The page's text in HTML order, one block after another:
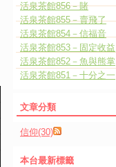
1321
活泉茶館856－賭
活泉茶館855－賣飛了
活泉茶館854－信福音
活泉茶館853－固定收益
活泉茶館852－魚與熊掌
活泉茶館851－十分之一
文章分類
信仰(30)
本台最新標籤